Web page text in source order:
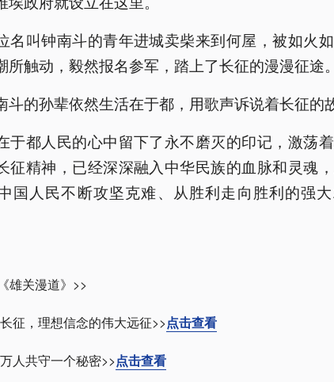
名叫钟南斗的青年进城卖柴来到何屋，被如火
所触动，毅然报名参军，踏上了长征的漫漫征途。
斗的孙辈依然生活在于都，用歌声诉说着长征的
于都人民的心中留下了永不磨灭的印记，激荡
征精神，已经深深融入中华民族的血脉和灵魂
国人民不断攻坚克难、从胜利走向胜利的强
雄关漫道》>>
征，理想信念的伟大远征>>点击查看
人共守一个秘密>>点击查看